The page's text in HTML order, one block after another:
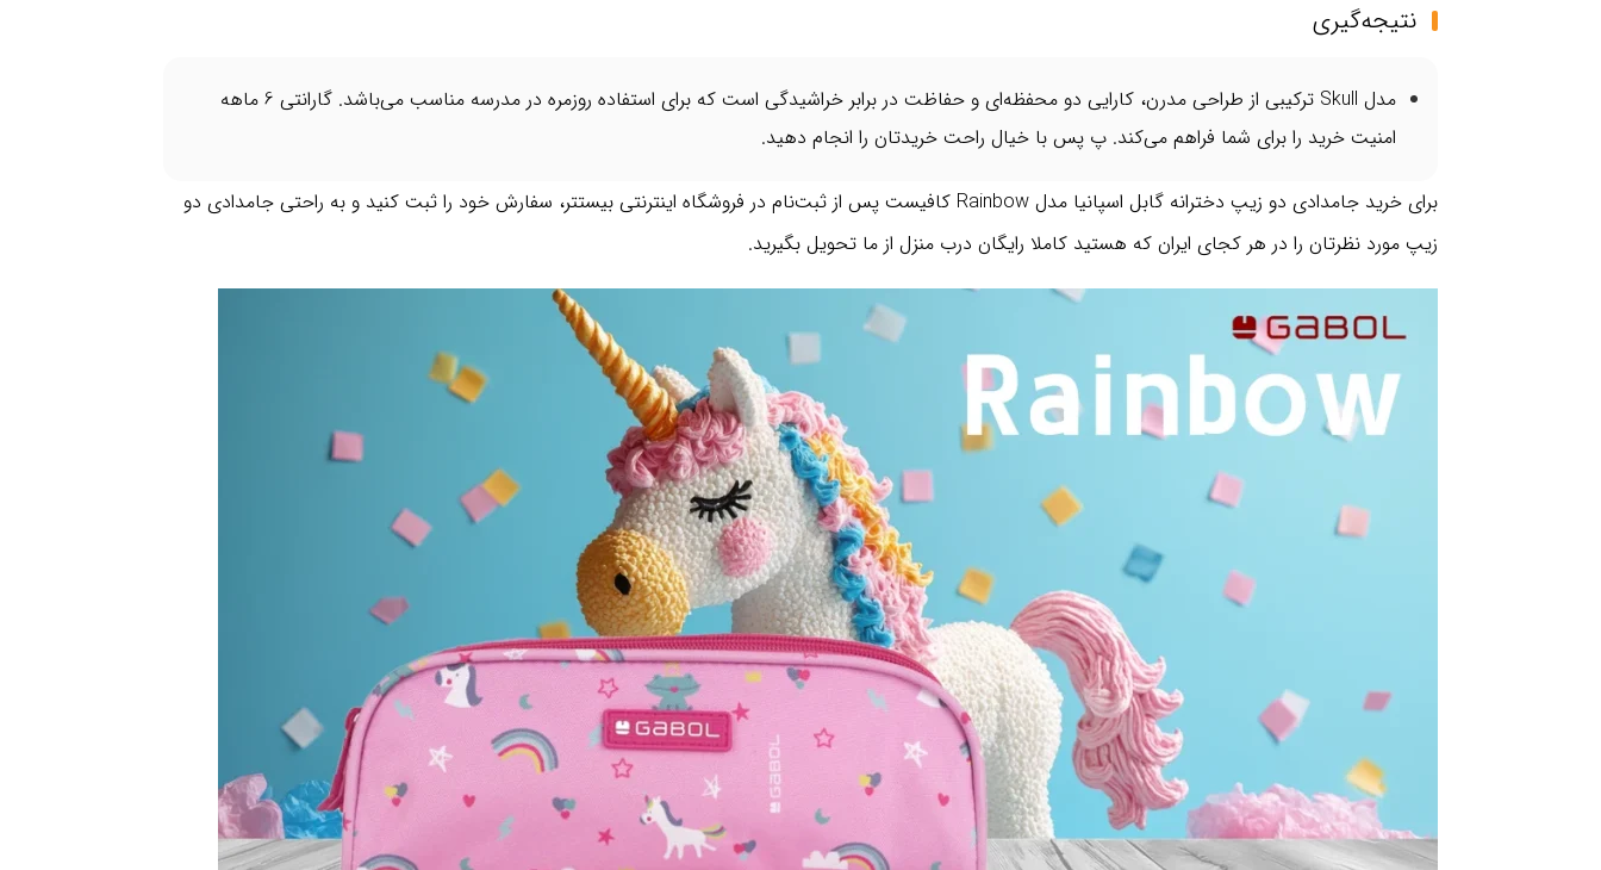
نتیجه‌گیری
مدل Skull ترکیبی از طراحی مدرن، کارایی دو محفظه‌ای و حفاظت در برابر خراشیدگی است که برای استفاده روزمره در مدرسه مناسب می‌باشد. گارانتی 6 ماهه
امنیت خرید را برای شما فراهم می‌کند. پ پس با خیال راحت خریدتان را انجام دهید.
برای خرید جامدادی دو زیپ دخترانه گابل اسپانیا مدل Rainbow کافیست پس از ثبت‌نام در فروشگاه اینترنتی بیستتر، سفارش خود را ثبت کنید و به راحتی جامدادی دو
زیپ مورد نظرتان را در هر کجای ایران که هستید کاملا رایگان درب منزل از ما تحویل بگیرید.